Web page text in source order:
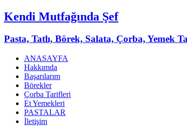
Kendi Mutfağında Şef
Pasta, Tatlı, Börek, Salata, Çorba, Yemek
ANASAYFA
Hakkımda
Başarılarım
Börekler
Çorba Tarifleri
Et Yemekleri
PASTALAR
İletişim